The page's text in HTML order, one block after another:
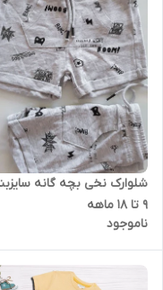
شلوارک نخی بچه گانه
9 تا 18 ماهه
ناموجود